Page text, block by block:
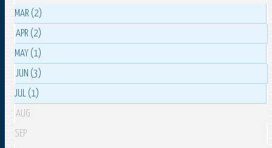
MAR (2)
APR (2)
MAY (1)
JUN (3)
JUL (1)
AUG
SEP